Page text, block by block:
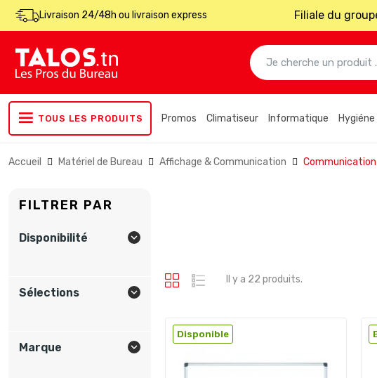
Livraison 24/48h ou livraison express Filiale du
TOUS LES PRODUITS Promos Climatiseur Informatique
Accueil Matériel de Bureau Affichage & Communication Communication
FILTRER PAR
Disponibilité 
Sélections 
Marque 
Il y a 22 produits.
Disponible